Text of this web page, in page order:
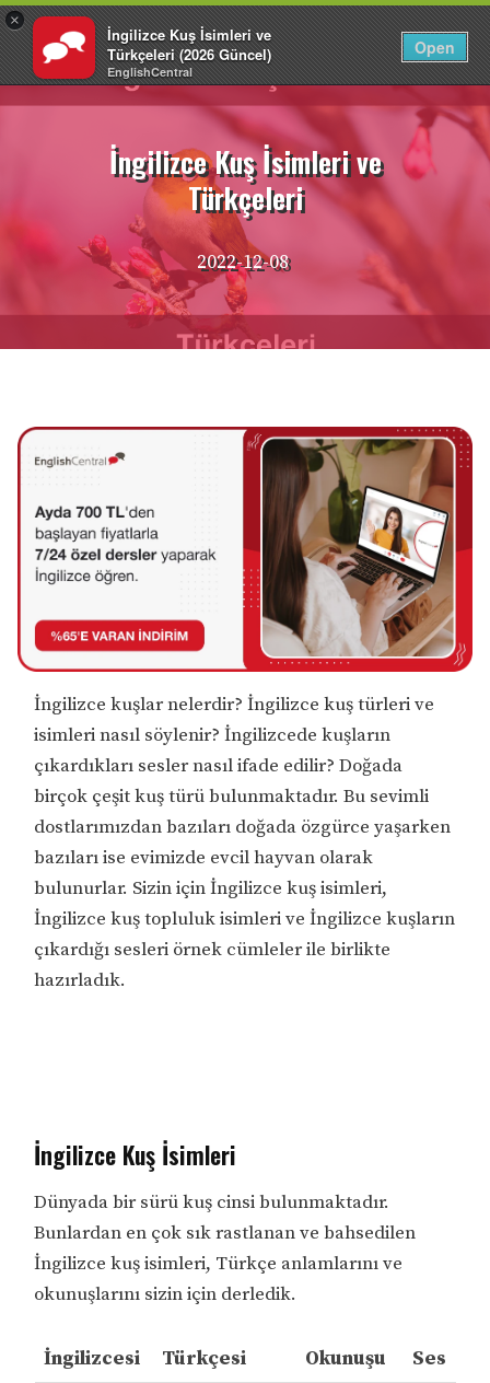
×
İngilizce Kuş İsimleri ve
Türkçeleri (2026 Güncel)
EnglishCentral
Open
Giriş Yap TR
İçeriğe
atla
İngilizce Kuş İsimleri ve
Türkçeleri
2022-12-08
İngilizce kuşlar nelerdir? İngilizce kuş türleri ve
isimleri nasıl söylenir? İngilizcede kuşların
çıkardıkları sesler nasıl ifade edilir? Doğada
birçok çeşit kuş türü bulunmaktadır. Bu sevimli
dostlarımızdan bazıları doğada özgürce yaşarken
bazıları ise evimizde evcil hayvan olarak
bulunurlar. Sizin için İngilizce kuş isimleri,
İngilizce kuş topluluk isimleri ve İngilizce kuşların
çıkardığı sesleri örnek cümleler ile birlikte
hazırladık.
İngilizce Kuş İsimleri
Dünyada bir sürü kuş cinsi bulunmaktadır.
Bunlardan en çok sık rastlanan ve bahsedilen
İngilizce kuş isimleri, Türkçe anlamlarını ve
okunuşlarını sizin için derledik.
İngilizcesi Türkçesi Okunuşu Ses